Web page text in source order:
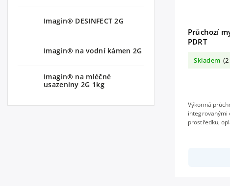
Imagin® DESINFECT 2G
Imagin® na vodní kámen 2G
Imagin® na mléčné
usazeniny 2G 1kg
Průchozí
PDRT
Skladem
Výkonná
integrovanými
prostředku,